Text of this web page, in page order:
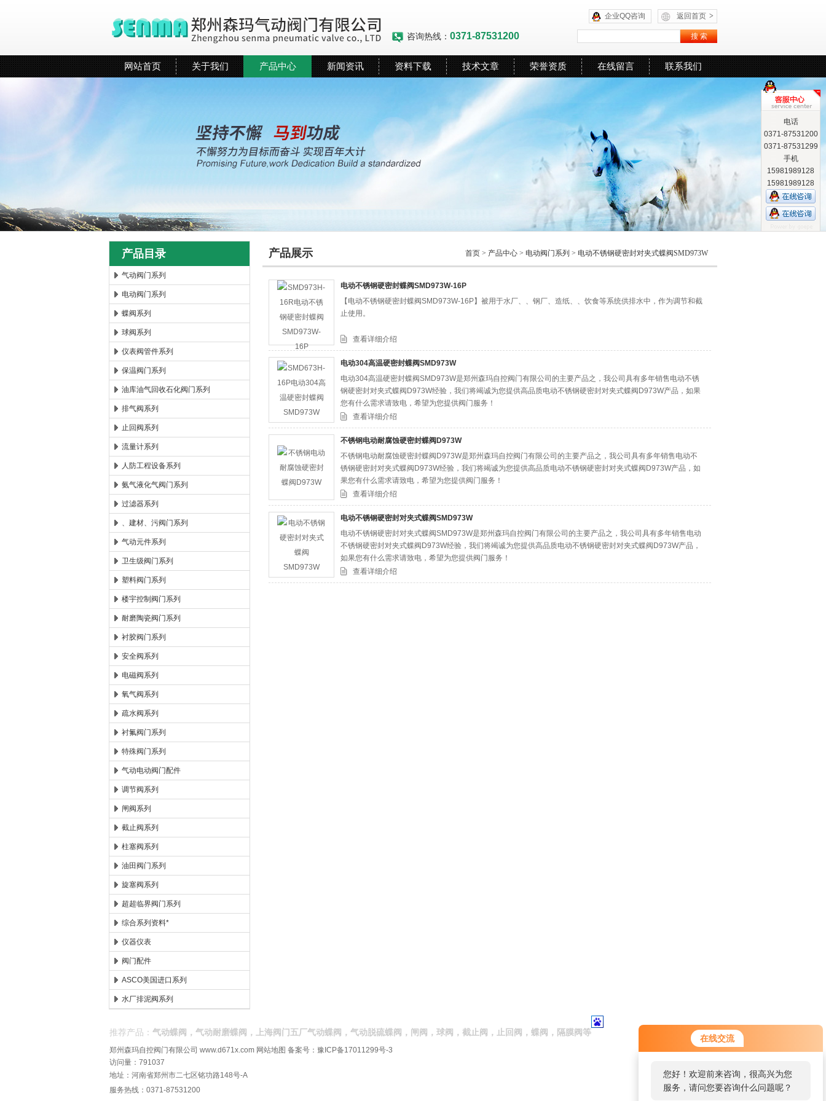
在线交流
您好！欢迎前来咨询，很高兴为您
服务，请问您要咨询什么问题呢？
郑州森玛自控阀门有限公司
返回首页 >
企业QQ咨询
咨询热线： 0371-87531200
网站首页 关于我们 产品中心 新闻资讯 资料下载 技术文章 荣誉资质 在线留言 联系我们
产品目录
气动阀门系列
电动阀门系列
蝶阀系列
球阀系列
仪表阀管件系列
保温阀门系列
油库油气回收石化阀门系列
排气阀系列
止回阀系列
流量计系列
人防工程设备系列
氨气液化气阀门系列
过滤器系列
、建材、污阀门系列
气动元件系列
卫生级阀门系列
塑料阀门系列
楼宇控制阀门系列
耐磨陶瓷阀门系列
衬胶阀门系列
安全阀系列
电磁阀系列
氧气阀系列
疏水阀系列
衬氟阀门系列
特殊阀门系列
气动电动阀门配件
调节阀系列
闸阀系列
截止阀系列
柱塞阀系列
油田阀门系列
旋塞阀系列
超超临界阀门系列
综合系列资料*
仪器仪表
阀门配件
ASCO美国进口系列
水厂排泥阀系列
产品展示 首页 > 产品中心 > 电动阀门系列 > 电动不锈钢硬密封对夹式蝶阀SMD973W
电动不锈钢硬密封蝶阀SMD973W-16P
【电动不锈钢硬密封蝶阀SMD973W-16P】被用于水厂、、钢厂、造纸、、饮食等系统供排水中，作为调节和截
止使用。
查看详细介绍
电动304高温硬密封蝶阀SMD973W
电动304高温硬密封蝶阀SMD973W是郑州森玛自控阀门有限公司的主要产品之，我公司具有多年销售电动不锈
钢硬密封对夹式蝶阀D973W经验，我们将竭诚为您提供高品质电动不锈钢硬密封对夹式蝶阀D973W产品，如果
您有什么需求请致电，希望为您提供阀门服务！
查看详细介绍
不锈钢电动耐腐蚀硬密封蝶阀D973W
不锈钢电动耐腐蚀硬密封蝶阀D973W是郑州森玛自控阀门有限公司的主要产品之，我公司具有多年销售电动不
锈钢硬密封对夹式蝶阀D973W经验，我们将竭诚为您提供高品质电动不锈钢硬密封对夹式蝶阀D973W产品，如
果您有什么需求请致电，希望为您提供阀门服务！
查看详细介绍
电动不锈钢硬密封对夹式蝶阀SMD973W
电动不锈钢硬密封对夹式蝶阀SMD973W是郑州森玛自控阀门有限公司的主要产品之，我公司具有多年销售电动
不锈钢硬密封对夹式蝶阀D973W经验，我们将竭诚为您提供高品质电动不锈钢硬密封对夹式蝶阀D973W产品，
如果您有什么需求请致电，希望为您提供阀门服务！
查看详细介绍
推荐产品： 气动蝶阀，气动耐磨蝶阀，上海阀门五厂气动蝶阀，气动脱硫蝶阀，闸阀，球阀，截止阀，止回阀，蝶阀，隔膜阀等
郑州森玛自控阀门有限公司 www.d671x.com 网站地图 备案号： 豫ICP备17011299号-3
访问量：791037
地址：河南省郑州市二七区铭功路148号-A
服务热线：0371-87531200
电话
0371-87531200
0371-87531299
手机
15981989128
15981989128